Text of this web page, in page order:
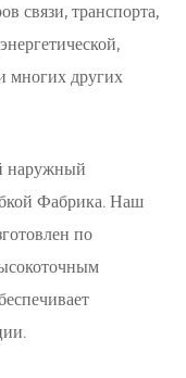
связи, транспорта,
многих других
наружный
Фабрика. Наш
по